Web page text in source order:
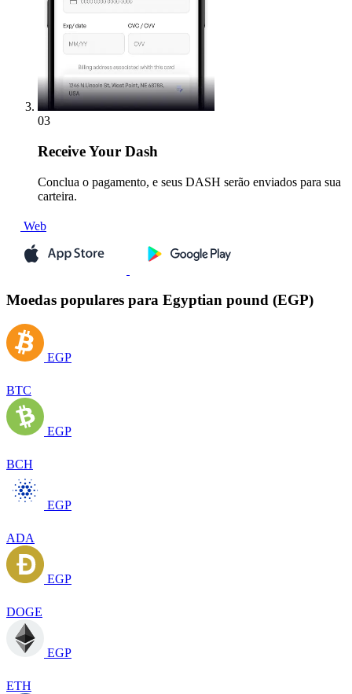
03
ReceiveYour Dash
Conclua o pagamento, e seus DASH serão enviados para sua
carteira.
Web
Moedas populares para Egyptian pound (EGP)
EGP
BTC
EGP
BCH
EGP
ADA
EGP
DOGE
EGP
ETH